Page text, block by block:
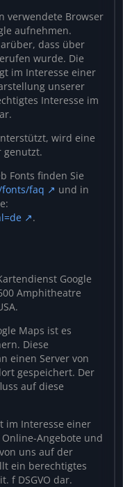
verwendete Browser
aufnehmen.
dass über
wurde. Die
im Interesse einer
unserer
Interesse im
wird eine
genutzt.
Fonts finden Sie
fonts/faq
und in
.
Google
Amphitheatre
Maps ist es
Diese
einen Server von
gespeichert. Der
auf diese
im Interesse einer
Angebote und
uns auf der
ein berechtigtes
f DSGVO dar.